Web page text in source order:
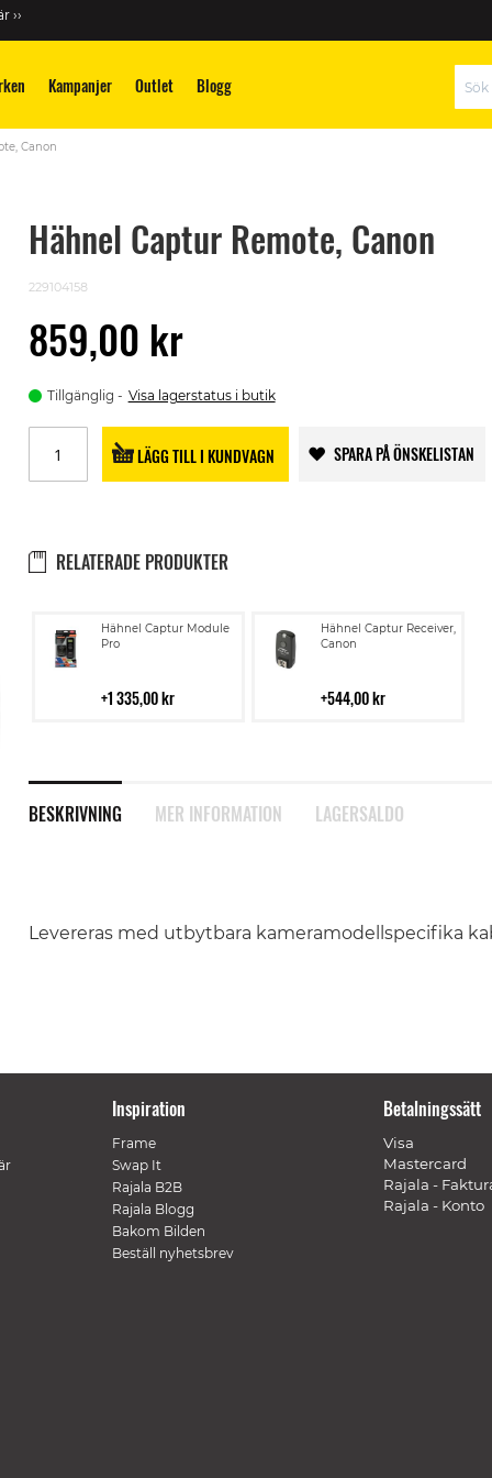
››
Kampanjer Outlet Blogg
Canon
Hähnel Captur Remote, Canon
229104158
859,00 kr
Tillgänglig Visa lagerstatus i butik
LÄGG TILL I KUNDVAGN SPARA PÅ ÖNSKELISTAN
RELATERADE PRODUKTER
Hähnel Captur Module
Pro
1 335,00 kr
Lägg
till
Hähnel Captur Receiver,
Canon
544,00 kr
Lägg
till
BESKRIVNING
Levereras med utbytbara kameramodellspecifika
MER INFORMATION LAGERSALDO
Inspiration
Frame
Swap It
Rajala B2B
Rajala Blogg
Bakom Bilden
Beställ nyhetsbrev
Betalningssätt
Visa
Mastercard
Rajala -
Rajala - Konto